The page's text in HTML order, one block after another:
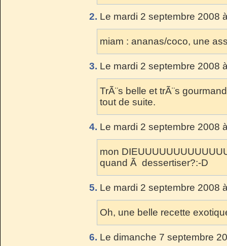
2. Le mardi 2 septembre 2008
miam : ananas/coco, une
3. Le mardi 2 septembre 2008
TrÃ¨s belle et trÃ¨s
tout de suite.
4. Le mardi 2 septembre 2008
mon
quand Ã dessertiser?:-D
5. Le mardi 2 septembre 2008
Oh, une belle recette
6. Le dimanche 7 septembre